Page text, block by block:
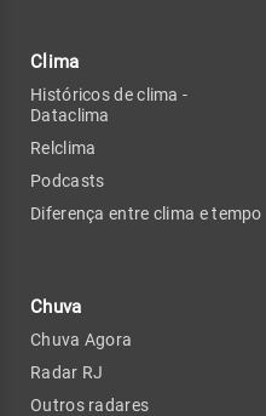
Clima
Históricos de clima -
Dataclima
Relclima
Podcasts
Diferença entre clima e tempo
Chuva
Chuva Agora
Radar RJ
Outros radares